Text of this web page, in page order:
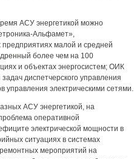
АСУ энергетикой можно
Альфамет»,
малой и средней
более чем на 100
и объектах энергосистем; ОИК
диспетчерского управления
управления электрическими сетями.
АСУ энергетикой, на
оперативной
электрической мощности в
ситуациях в системах
мероприятий на